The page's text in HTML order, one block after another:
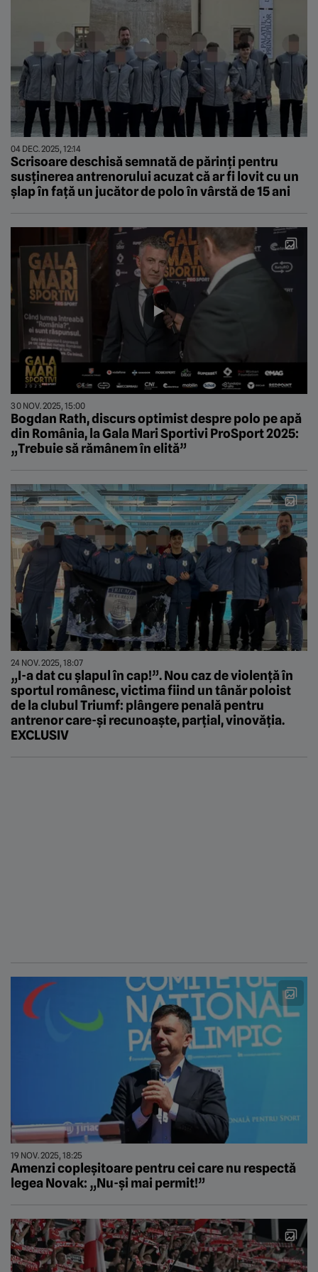
04 DEC. 2025, 12:14
Scrisoare deschisă semnată de părinți pentru
susținerea antrenorului acuzat că ar fi lovit cu un
șlap în față un jucător de polo în vârstă de 15 ani
30 NOV. 2025, 15:00
Bogdan Rath, discurs optimist despre polo pe apă
din România, la Gala Mari Sportivi ProSport 2025:
„Trebuie să rămânem în elită”
24 NOV. 2025, 18:07
„I-a dat cu șlapul în cap!”. Nou caz de violență în
sportul românesc, victima fiind un tânăr poloist
de la clubul Triumf: plângere penală pentru
antrenor care-și recunoaște, parțial, vinovăția.
EXCLUSIV
19 NOV. 2025, 18:25
Amenzi copleșitoare pentru cei care nu respectă
legea Novak: „Nu-și mai permit!”